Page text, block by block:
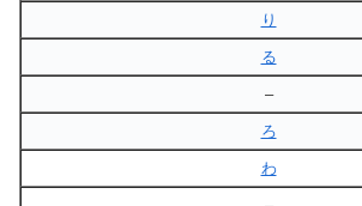
り
る
–
ろ
わ